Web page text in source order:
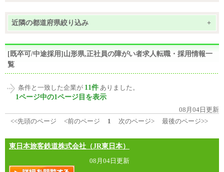
近隣の都道府県絞り込み +
[既卒可/中途採用]山形県,正社員の障がい者求人転職・採用情報一
覧
条件と一致した企業が 11件 ありました。
1ページ中の1ページ目を表示
08月04日更新
<<先頭のページ
<前のページ 1 次のページ> 最後のページ>>
東日本旅客鉄道株式会社（JR東日本）
08月04日更新